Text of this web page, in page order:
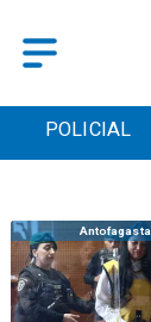
POLICIAL
Antofagasta